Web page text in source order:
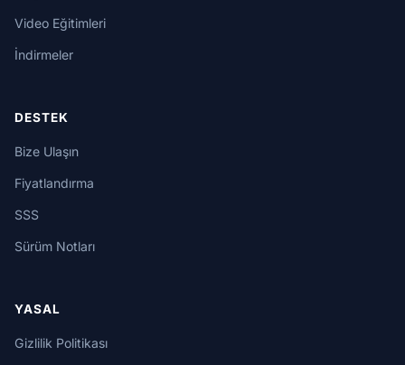
Video Eğitimleri
İndirmeler
DESTEK
Bize Ulaşın
Fiyatlandırma
SSS
Sürüm Notları
YASAL
Gizlilik Politikası